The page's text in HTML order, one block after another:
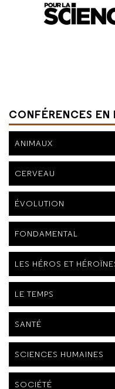
CONFÉRENCES EN
ANIMAUX
CERVEAU
ÉVOLUTION
FONDAMENTAL
LES HÉROS ET
LE TEMPS
SANTÉ
SCIENCES HUMAINES
SOCIÉTÉ